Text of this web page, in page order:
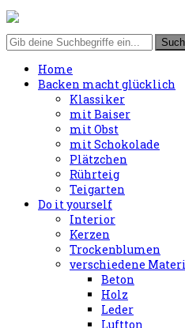
Home
Backen macht glücklich
Klassiker
mit Baiser
mit Obst
mit Schokolade
Plätzchen
Rührteig
Teigarten
Do it yourself
Interior
Kerzen
Trockenblumen
verschiedene
Beton
Holz
Leder
Luftton